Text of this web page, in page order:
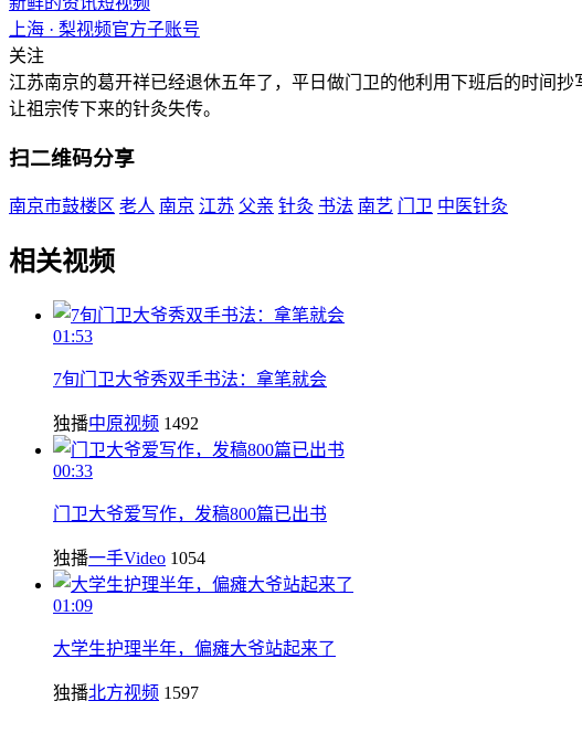
上海 · 梨视频官方子账号
关注
江苏南京的葛开祥已经退休五年了，平日做门卫的他利用下班后的时间
让祖宗传下来的针灸失传。
扫二维码分享
南京市鼓楼区 老人 南京 江苏 父亲 针灸 书法 南艺 门卫 中医针灸
相关视频
01:53
7旬门卫大爷秀双手书法：拿笔就会
独播中原视频 1492
00:33
门卫大爷爱写作，发稿800篇已出书
独播一手Video 1054
01:09
大学生护理半年，偏瘫大爷站起来了
独播北方视频 1597